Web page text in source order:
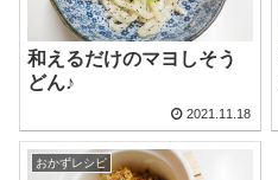
和えるだけのマヨしそう
どん♪
2021.11.18
おかずレシピ